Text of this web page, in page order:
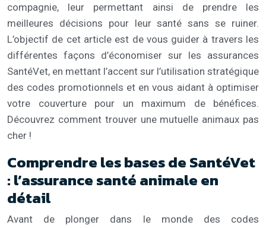
compagnie, leur permettant ainsi de prendre les
meilleures décisions pour leur santé sans se ruiner.
L’objectif de cet article est de vous guider à travers les
différentes façons d’économiser sur les assurances
SantéVet, en mettant l’accent sur l’utilisation stratégique
des codes promotionnels et en vous aidant à optimiser
votre couverture pour un maximum de bénéfices.
Découvrez comment trouver une mutuelle animaux pas
cher !
Comprendre les bases de SantéVet
: l’assurance santé animale en
détail
Avant de plonger dans le monde des codes